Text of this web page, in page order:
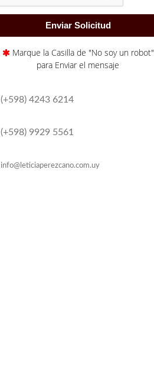
Marque la Casilla de "No soy un robot"
para Enviar el mensaje
(+598) 4243 6214
(+598) 9929 5561
info@leticiaperezcano.com.uy